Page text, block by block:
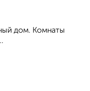
дoм. Комнаты